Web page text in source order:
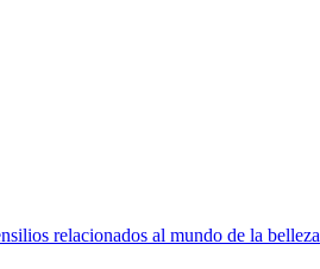
relacionados al mundo de la belleza